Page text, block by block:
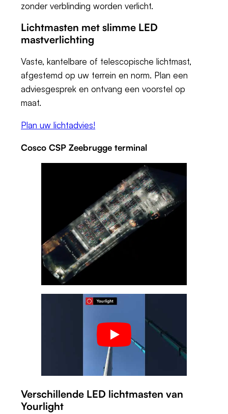
zonder verblinding worden verlicht.
Lichtmasten met slimme LED
mastverlichting
Vaste, kantelbare of telescopische lichtmast,
afgestemd op uw terrein en norm. Plan een
adviesgesprek en ontvang een voorstel op
maat.
Plan uw lichtadvies!
Cosco CSP Zeebrugge terminal
Verschillende LED lichtmasten van
Yourlight